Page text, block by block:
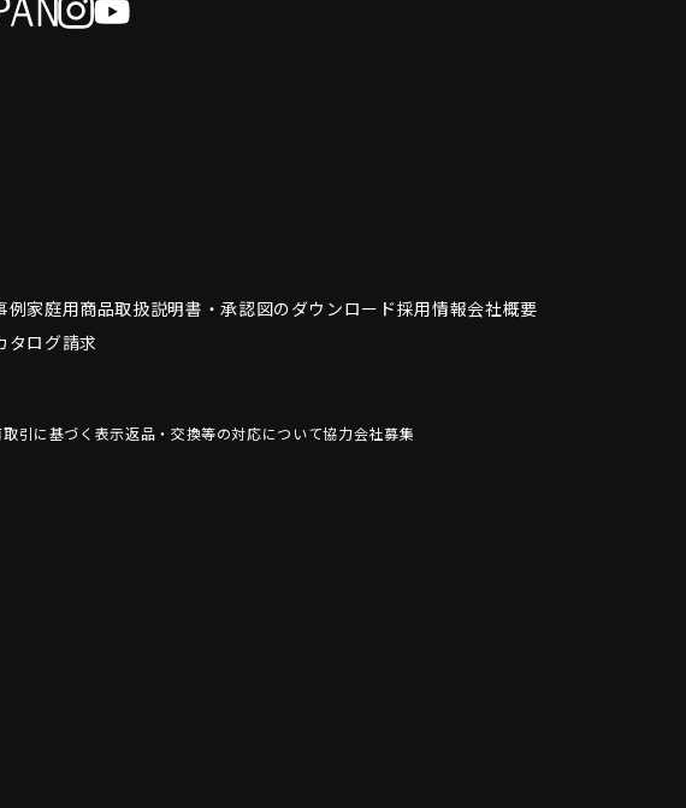
例家庭用商品取扱説明書・承認図のダウンロード採用情報会社概要
タログ請求
引に基づく表示返品・交換等の対応について協力会社募集